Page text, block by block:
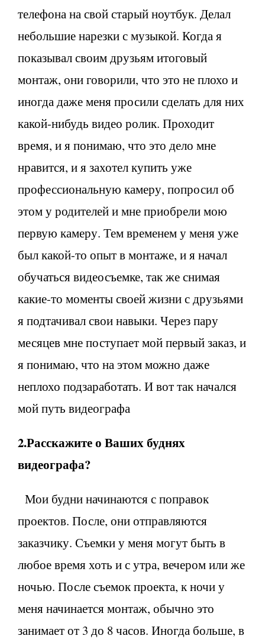
телефона на свой старый ноутбук. Делал
небольшие нарезки с музыкой. Когда я
показывал своим друзьям итоговый
монтаж, они говорили, что это не плохо и
иногда даже меня просили сделать для них
какой-нибудь видео ролик. Проходит
время, и я понимаю, что это дело мне
нравится, и я захотел купить уже
профессиональную камеру, попросил об
этом у родителей и мне приобрели мою
первую камеру. Тем временем у меня уже
был какой-то опыт в монтаже, и я начал
обучаться видеосъемке, так же снимая
какие-то моменты своей жизни с друзьями
я подтачивал свои навыки. Через пару
месяцев мне поступает мой первый заказ, и
я понимаю, что на этом можно даже
неплохо подзаработать. И вот так начался
мой путь видеографа
2.Расскажите о Ваших буднях
видеографа?
Мои будни начинаются с поправок
проектов. После, они отправляются
заказчику. Съемки у меня могут быть в
любое время хоть и с утра, вечером или же
ночью. После съемок проекта, к ночи у
меня начинается монтаж, обычно это
занимает от 3 до 8 часов. Иногда больше, в